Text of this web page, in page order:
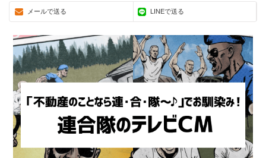
メールで送る LINEで送る